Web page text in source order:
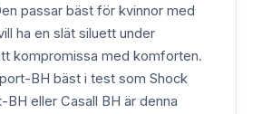
passar bäst för kvinnor med
ha en slät siluett under
kompromissa med komforten.
BH bäst i test som Shock
eller Casall BH är denna